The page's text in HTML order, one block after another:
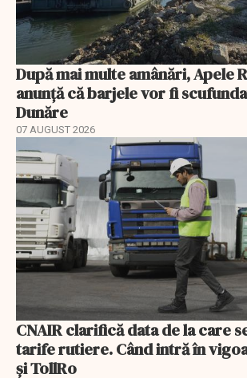
După mai multe amânări, Apele
anunță că barjele vor fi
Dunăre
07 AUGUST 2026
CNAIR clarifică data de la care
tarife rutiere. Când intră în
și TollRo